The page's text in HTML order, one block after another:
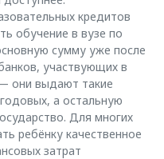
кредитов
обучение в вузе по
сумму уже после
участвующих в
они выдают такие
а остальную
Для многих
ребёнку качественное
затрат